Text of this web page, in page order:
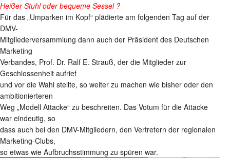
Heißer Stuhl oder bequeme Sessel ?
Für das „Umparken im Kopf“ plädierte am folgenden Tag auf der
DMV-
Mitgliederversammlung dann auch der Präsident des Deutschen
Marketing
Verbandes, Prof. Dr. Ralf E. Strauß, der die Mitglieder zur
Geschlossenheit aufrief
und vor die Wahl stellte, so weiter zu machen wie bisher oder den
ambitionierteren
Weg „Modell Attacke“ zu beschreiten. Das Votum für die Attacke
war eindeutig, so
dass auch bei den DMV-Mitgliedern, den Vertretern der regionalen
Marketing-Clubs,
so etwas wie Aufbruchsstimmung zu spüren war.